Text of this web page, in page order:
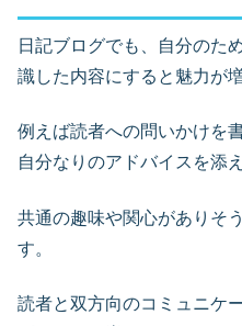
日記ブログでも、自分のた
識した内容にすると魅力が
例えば読者への問いかけを
自分なりのアドバイスを添
共通の趣味や関心がありそ
す。
読者と双方向のコミュニケ